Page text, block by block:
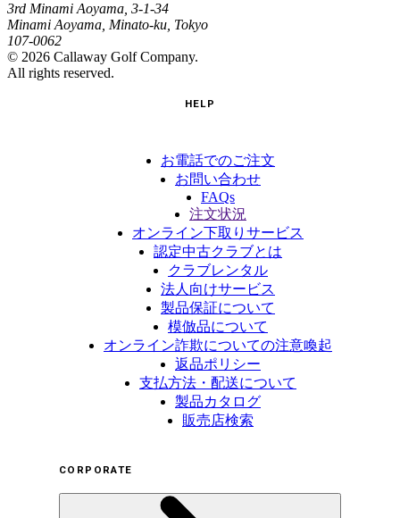
3rd Minami Aoyama, 3-1-34
Minami Aoyama, Minato-ku, Tokyo
107-0062
© 2026 Callaway Golf Company.
All rights reserved.
HELP
お電話でのご注文
お問い合わせ
FAQs
注文状況
オンライン下取りサービス
認定中古クラブとは
クラブレンタル
法人向けサービス
製品保証について
模倣品について
オンライン詐欺についての注意喚起
返品ポリシー
支払方法・配送について
製品カタログ
販売店検索
CORPORATE